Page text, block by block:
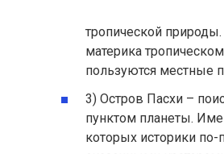
тропической
материка
пользуются местные
3) Остров Пасхи –
пунктом планеты.
которых историки